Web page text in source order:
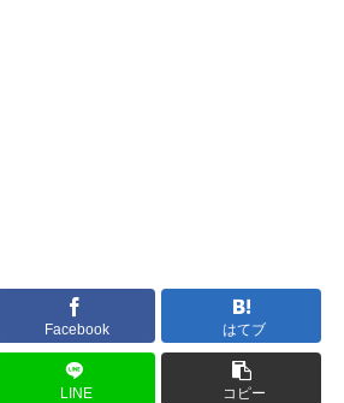
Facebook はてブ
LINE コピー